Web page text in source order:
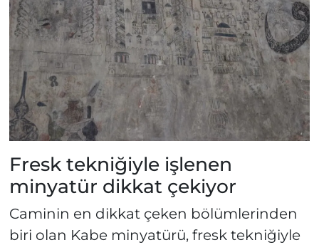
Fresk tekniğiyle işlenen
minyatür dikkat çekiyor
Caminin en dikkat çeken bölümlerinden
biri olan Kabe minyatürü, fresk tekniğiyle